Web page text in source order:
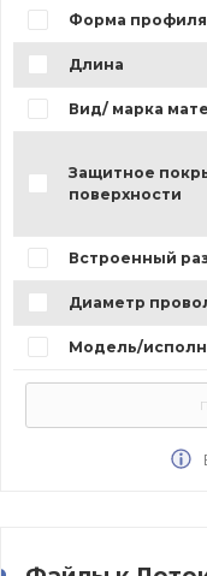
Форма профиля
Длина
Вид/ марка
Защитное
поверхности
Встроенный
Диаметр
Модель/